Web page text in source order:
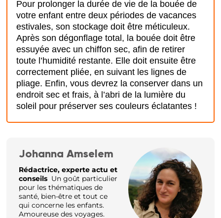
Pour prolonger la durée de vie de la bouée de
votre enfant entre deux périodes de vacances
estivales, son stockage doit être méticuleux.
Après son dégonflage total, la bouée doit être
essuyée avec un chiffon sec, afin de retirer
toute l’humidité restante. Elle doit ensuite être
correctement pliée, en suivant les lignes de
pliage. Enfin, vous devrez la conserver dans un
endroit sec et frais, à l’abri de la lumière du
soleil pour préserver ses couleurs éclatantes !
Johanna Amselem
Rédactrice, experte actu et
conseils Un goût particulier
pour les thématiques de
santé, bien-être et tout ce
qui concerne les enfants.
Amoureuse des voyages.